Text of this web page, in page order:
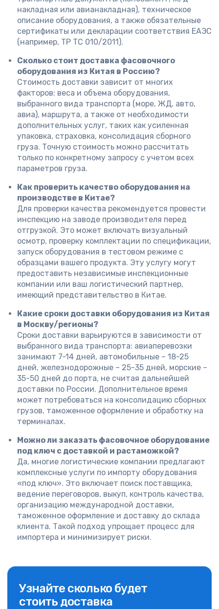
накладная или авианакладная), техническое
описание оборудования, а также обязательные
сертификаты или декларации соответствия ЕАЭС
(например, ТР ТС 010/2011).
Сколько стоит доставка фасовочного
оборудования из Китая в Россию?
Стоимость доставки зависит от многих
факторов: веса и объема оборудования,
выбранного вида транспорта (море, ЖД, авто,
авиа), маршрута, а также от необходимости
дополнительных услуг, таких как усиленная
упаковка, страховка, консолидация сборного
груза. Точную стоимость можно рассчитать
только по конкретному запросу с учетом всех
параметров груза.
Как проверить качество оборудования на
производстве в Китае?
Для проверки качества рекомендуется провести
инспекцию на заводе производителя перед
отгрузкой. Это может включать визуальный
осмотр, проверку комплектации по спецификации,
запуск оборудования в тестовом режиме с
образцами вашего продукта. Эту услугу могут
предоставить независимые инспекционные
компании или ваш логистический партнер,
имеющий представительство в Китае.
Какие сроки доставки оборудования из Китая
в Москву/регионы?
Сроки доставки варьируются в зависимости от
выбранного вида транспорта: авиаперевозки
занимают 7-14 дней, автомобильные – 18-25
дней, железнодорожные – 25-35 дней, морские –
35-50 дней до порта, не считая дальнейшей
доставки по России. Дополнительное время
может потребоваться на консолидацию сборных
грузов, таможенное оформление и обработку на
терминалах.
Можно ли заказать фасовочное оборудование
под ключ с доставкой и растаможкой?
Да, многие логистические компании предлагают
комплексные услуги по импорту оборудования
«под ключ». Это включает поиск поставщика,
ведение переговоров, выкуп, контроль качества,
организацию международной доставки,
таможенное оформление и доставку до склада
клиента. Такой подход упрощает процесс для
импортера и минимизирует риски.
Узнайте сколько будет
стоить доставка